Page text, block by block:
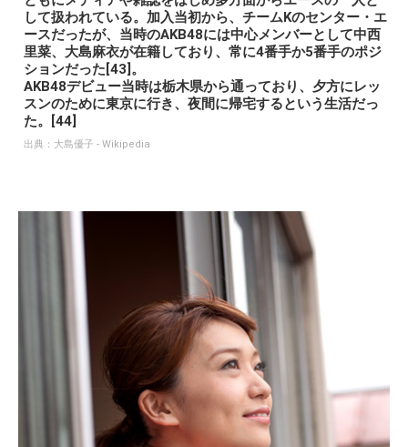
して扱われている。加入当初から、チームKのセンター・エ
ースだったが、当時のAKB48には中心メンバーとして中西
里菜、大島麻衣が在籍しており、常に4番手か5番手のポジ
ションだった[43]。
AKB48デビュー当時は栃木県から通っており、夕方にレッ
スンのために東京に行き、夜間に帰宅するという生活だっ
た。[44]
出典： 大島優子 - Wikipedia